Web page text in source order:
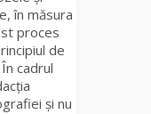
în măsura
proces
de
cadrul
și nu